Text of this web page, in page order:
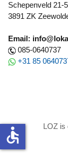
Schepenveld 21-5
3891 ZK
Email:
085-0640737
+31 85
LOZ is
accessible